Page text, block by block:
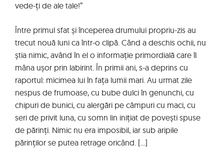
vede-ți de ale tale!”
Între primul sfat și începerea drumului propriu-zis au
trecut nouă luni ca într-o clipă. Când a deschis ochii, nu
știa nimic, având în el o informație primordială care îl
mâna ușor prin labirint. În primii ani, s-a deprins cu
raportul: micimea lui în fața lumii mari. Au urmat zile
nespus de frumoase, cu bube dulci în genunchi, cu
chipuri de bunici, cu alergări pe câmpuri cu maci, cu
seri de privit luna, cu somn lin inițiat de povești spuse
de părinți. Nimic nu era imposibil, iar sub aripile
părinților se putea retrage oricând. [...]